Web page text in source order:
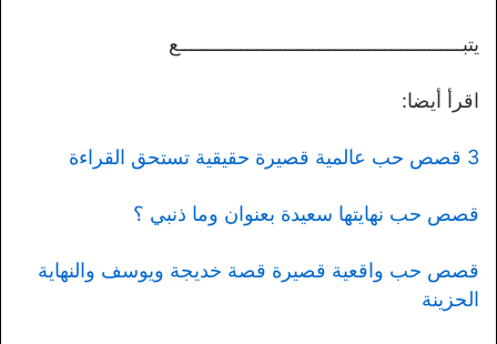
يتبـــــــــــــــــــــــــــــــــــــــــــــــــــع
اقرأ أيضا:
3 قصص حب عالمية قصيرة حقيقية تستحق القراءة
قصص حب نهايتها سعيدة بعنوان وما ذنبي ؟
قصص حب واقعية قصيرة قصة خديجة ويوسف والنهاية
الحزينة